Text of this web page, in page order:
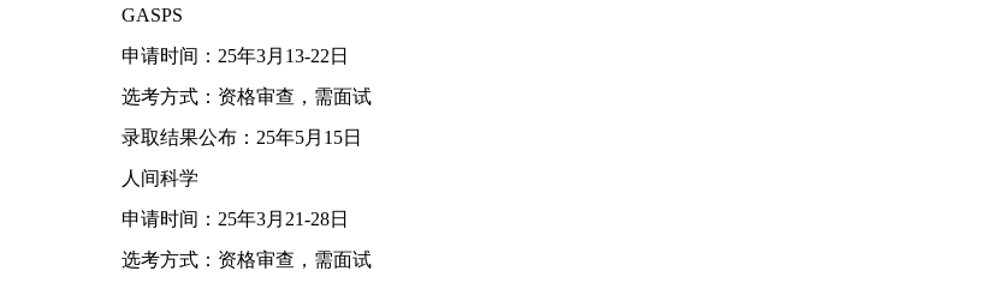
GASPS
申请时间：25年3月13-22日
选考方式：资格审查，需面试
录取结果公布：25年5月15日
人间科学
申请时间：25年3月21-28日
选考方式：资格审查，需面试